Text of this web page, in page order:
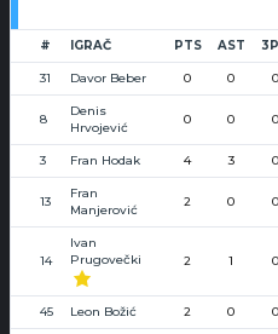
# IGRAČ PTS AST
31 Davor Beber 0 0 0
8
Denis
Hrvojević
0 0 0
3 Fran Hodak 4 3 0
13
Fran
Manjerović
2 0 0
14
Ivan
Prugovečki
2 1 0
45 Leon Božić 2 0 0